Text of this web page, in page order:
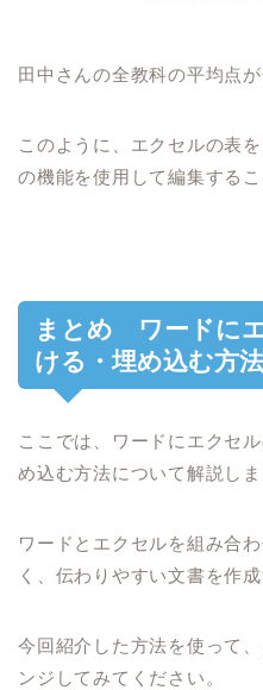
田中さんの全教科の平均点
このように、エクセルの表
の機能を使用して編集するこ
まとめ ワードに
ける・埋め込む方法
ここでは、ワードにエクセ
め込む方法について解説しま
ワードとエクセルを組み合
く、伝わりやすい文書を作
今回紹介した方法を使って
ンジしてみてください。